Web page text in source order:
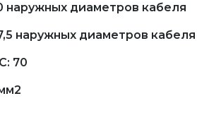
наружных диаметров кабеля
наружных диаметров кабеля
70